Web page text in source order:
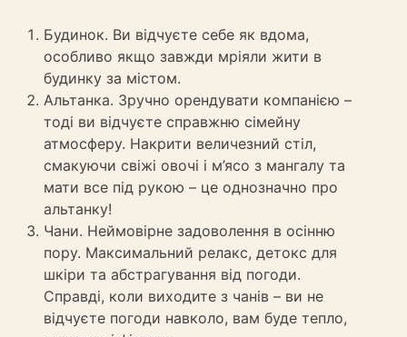
Будинок. Ви відчуєте себе як вдома,
особливо якщо завжди мріяли жити в
будинку за містом.
Альтанка. Зручно орендувати компанією –
тоді ви відчуєте справжню сімейну
атмосферу. Накрити величезний стіл,
смакуючи свіжі овочі і м’ясо з мангалу та
мати все під рукою – це однозначно про
альтанку!
Чани. Неймовірне задоволення в осінню
пору. Максимальний релакс, детокс для
шкіри та абстрагування від погоди.
Справді, коли виходите з чанів – ви не
відчуєте погоди навколо, вам буде тепло,